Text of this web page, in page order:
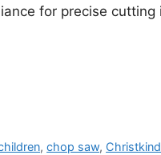
for precise
,chop saw, Christkind